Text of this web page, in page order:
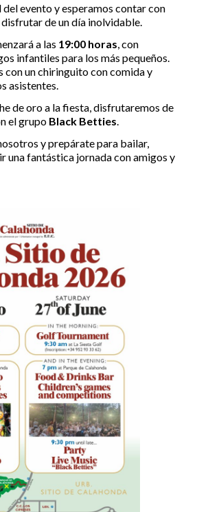
La Siesta
San Miguel
Calahonda
Mijas
singulares
de noche
Miguel
Calahonda
Sitio de Calahonda
evento y esperamos contar con
de un día inolvidable.
a las 19:00 horas , con
infantiles para los más pequeños.
con un chiringuito con comida y
asistentes.
de oro a la fiesta, disfrutaremos de
el grupo Black Betties
y prepárate para bailar,
fantástica jornada con amigos y